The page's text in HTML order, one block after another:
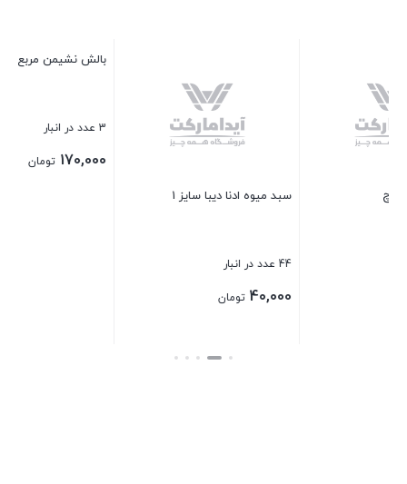
بالش نشیمن مربع 9 تکه
170,000 تومان
430,000 تومان